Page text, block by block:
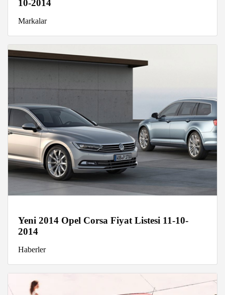
10-2014
Markalar
Yeni 2014 Opel Corsa Fiyat Listesi 11-10-
2014
Haberler